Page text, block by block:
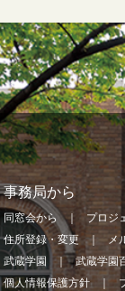
事務局から
同窓会から プロジ
住所登録・変更
メ
武蔵学園
武蔵学園
個人情報保護方針